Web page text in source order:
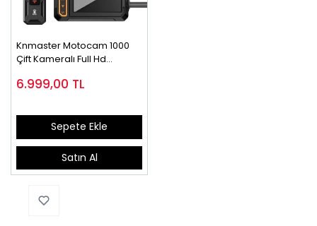
Knmaster Motocam 1000
Çift Kameralı Full Hd
6.999,00 TL
Sepete Ekle
Satın Al